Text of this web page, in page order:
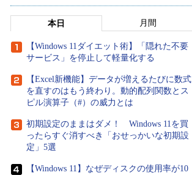
本日 月間
【Windows 11ダイエット術】「隠れた不要
サービス」を停止して軽量化する
【Excel新機能】データが増えるたびに数式
を直すのはもう終わり。動的配列関数とス
ピル演算子（#）の威力とは
初期設定のままはダメ！ Windows 11を買
ったらすぐ消すべき「おせっかいな初期設
定」5選
【Windows 11】なぜディスクの使用率が10